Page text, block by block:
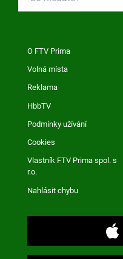
O FTV Prima
Volná místa
Reklama
HbbTV
Podmínky užívání
Cookies
Vlastník FTV Prima spol. s
r.o.
Nahlásit chybu